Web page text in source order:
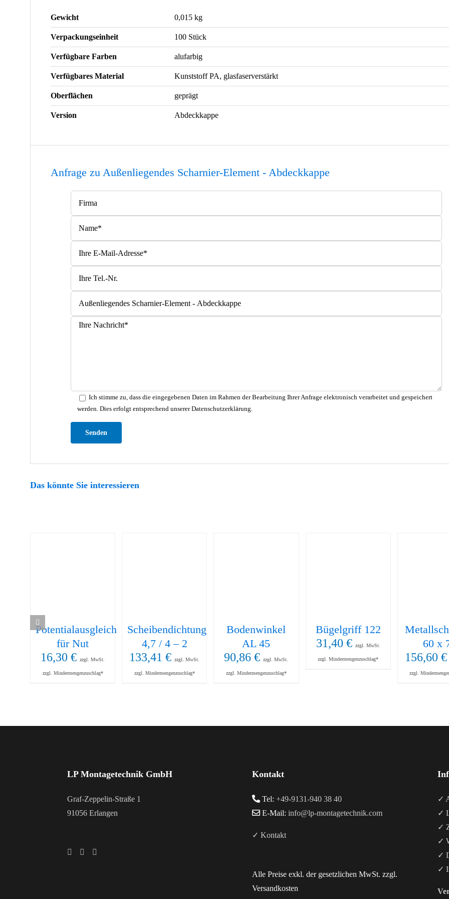
Gewicht 0,015 kg
Verpackungseinheit 100 Stück
Verfügbare Farben alufarbig
Verfügbares Material Kunststoff PA, glasfaserverstärkt
Oberflächen geprägt
Version Abdeckkappe
Anfrage zu Außenliegendes Scharnier-Element - Abdeckkappe
Ich stimme zu, dass die eingegebenen Daten im Rahmen der Bearbeitung Ihrer Anfrage elektronisch verarbeitet und gespeichert
werden. Dies erfolgt entsprechend unserer Datenschutzerklärung.
Das könnte Sie interessieren
Potentialausgleich
für Nut
16,30€ zzgl. MwSt.
zzgl. Mindermengenzuschlag*
Scheibendichtung
4,7 / 4 – 2
133,41€ zzgl. MwSt.
zzgl. Mindermengenzuschlag*
Bodenwinkel
AL 45
90,86€ zzgl. MwSt.
zzgl. Mindermengenzuschlag*
Bügelgriff 122
31,40 € zzgl. MwSt.
zzgl. Mindermengenzuschlag*
60 x
156,60 €
zzgl.
LP Montagetechnik GmbH
Graf-Zeppelin-Straße 1
91056 Erlangen
Kontakt
Tel:+49-9131-940 38 40
E-Mail:info@lp-montagetechnik.com
✓ Kontakt
Alle Preise exkl. der gesetzlichen MwSt. zzgl.
Versandkosten
✓
✓
✓
✓
✓
✓